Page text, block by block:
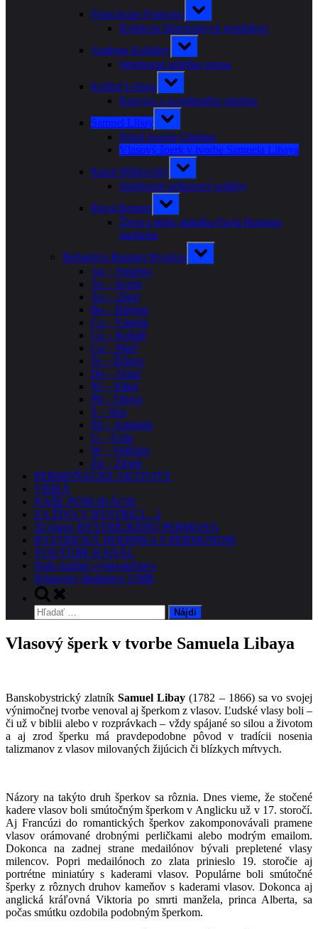
menu
Franciscius Francisci
Toggle
sub-
menu
Kolekcia filigránskych gombíkov
Andreas Kolbány
Toggle
sub-
menu
Strieborná reliéfna spona
Krištof Lehner
Toggle
sub-
menu
Kanvica z pozláteného striebra
Samuel Libay
Toggle
sub-
menu
Pokál Jozefa Glabitsa
Vlasový šperk v tvorbe Samuela Libaya
Karol Miškovský
Toggle
sub-
menu
Strieborné príborové solitéry
Pavol Renner
Toggle
sub-
menu
Život a dielo zlatníka Pavla Rennera
staršieho
Bohatstvo Banskej Bystrice
Toggle
sub-
Ag – Striebro
As – Arzén
Au – Zlato
Ba – Bárium
Ca – Vápnik
Co – Kobalt
Cu – Meď
Fe – Železo
Hg – Ortuť
Ni – Nikel
Pb – Olovo
S – Síra
Sb – Antimón
U – Urán
W – Volfrám
Zn – Zinok
PERMOŇÁCKE AKTIVITY
VIDEÁ
NAŠE PUBLIKÁCIE
ZA ŽIVA V BYSTRICI…2
20 rokov BYSTRICKÉHO PERMONA
BYSTRICKÁ HODINKA S PERMONOM
YOUTUBE KANÁL
Naše knižné vydavateľstvo
Príspevky študentov UMB
Toggle
search
form
Hľadať:
Vlasový šperk v tvorbe Samuela Libaya
Banskobystrický zlatníkSamuel Libay (1782 – 1866) sa vo svojej
výnimočnej tvorbe venoval aj šperkom z vlasov. Ľudské vlasy boli –
či už v biblii alebo v rozprávkach – vždy spájané so silou a životom
a aj zrod šperku má pravdepodobne pôvod v tradícii nosenia
talizmanov z vlasov milovaných žijúcich či blízkych mŕtvych.
Názory na takýto druh šperkov sa rôznia. Dnes vieme, že stočené
kadere vlasov boli smútočným šperkom v Anglicku už v 17. storočí.
Aj Francúzi do romantických šperkov zakomponovávali pramene
vlasov orámované drobnými perličkami alebo modrým emailom.
Dokonca na zadnej strane medailónov bývali prepletené vlasy
milencov. Popri medailónoch zo zlata prinieslo 19. storočie aj
portrétne miniatúry s kaderami vlasov. Populárne boli smútočné
šperky z rôznych druhov kameňov s kaderami vlasov. Dokonca aj
anglická kráľovná Viktoria po smrti manžela, princa Alberta, sa
počas smútku ozdobila podobným šperkom.